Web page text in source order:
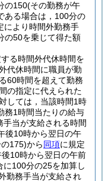
の150(その勤務が午
ある場合は，100分の
により時間外勤務手
の50を乗じて得た額
る時間外代休時間を
代休時間に職員が勤
60時間を超えて勤務
の指定に代えられた
しては，当該時間1時
務1時間当たりの給与
当が支給される時間
後10時から翌日の午
175)から同項に規定
10時から翌日の午前
100分の25を加算し
勤務手当が支給され